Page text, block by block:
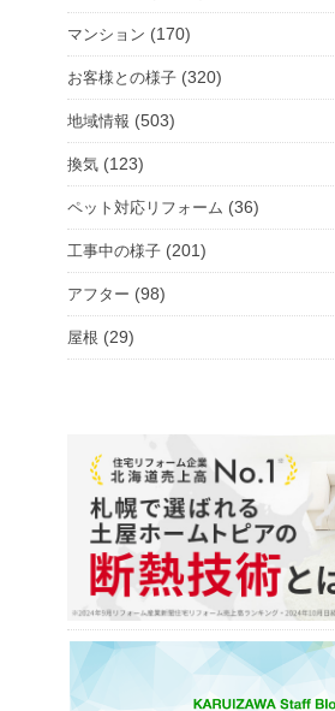
マンション (170)
お客様との様子 (320)
地域情報 (503)
換気 (123)
ペット対応リフォーム (36)
工事中の様子 (201)
アフター (98)
屋根 (29)